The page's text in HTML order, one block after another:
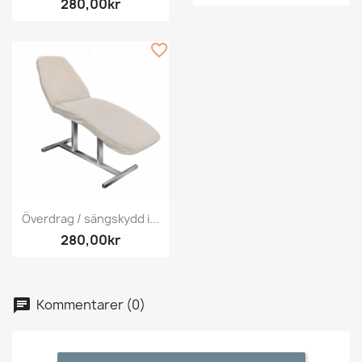
280,00kr
Överdrag / sängskydd i...
280,00kr
favorite_border
Kommentarer (0)